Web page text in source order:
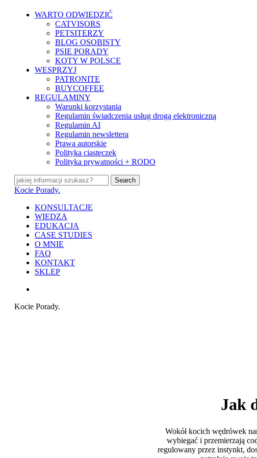
WARTO ODWIEDZIĆ
CATVISORS
PETSITERZY
BLOG OSOBISTY
PSIE PORADY
KOTY W POLSCE
WESPRZYJ
PATRONITE
BUYCOFFEE
REGULAMINY
Warunki korzystania
Regulamin świadczenia usług drogą elektroniczną
Regulamin AI
Regulamin newslettera
Prawa autorskie
Polityka ciasteczek
Polityka prywatności + RODO
Search
Close
Kocie Porady.
search
Menu
KONSULTACJE
WIEDZA
EDUKACJA
CASE STUDIES
O MNIE
FAQ
KONTAKT
SKLEP
Kocie Porady.
Jak
Wokół kocich wędrówek
wybiegać i przemierzają
regulowany przez instynkt,